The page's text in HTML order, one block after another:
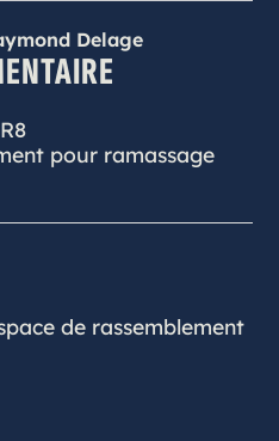
Delage
pour ramassage
de rassemblement